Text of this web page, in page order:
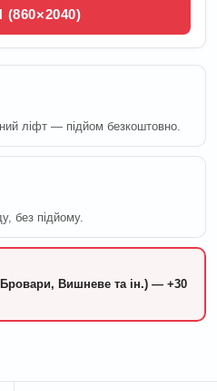
ліфт — підйом безкоштовно.
без підйому.
Бровари, Вишневе та ін.) — +30